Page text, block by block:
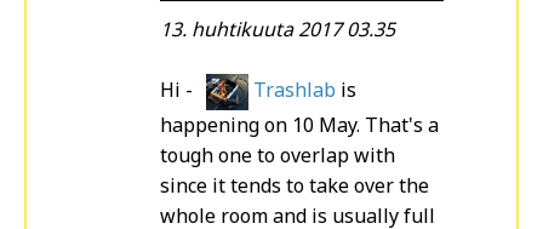
13. huhtikuuta 2017 03.35
Hi - Trashlab is
happening on 10 May. That's a
tough one to overlap with
since it tends to take over the
whole room and is usually full